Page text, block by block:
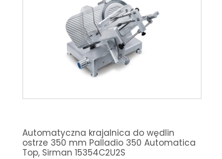
Automatyczna krajalnica do wędlin
ostrze 350 mm Palladio 350 Automatica
Top, Sirman 15354C2U2S